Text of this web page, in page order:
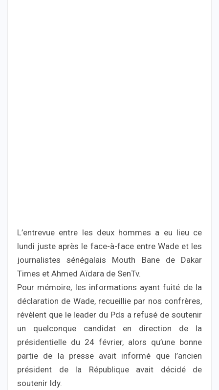
L’entrevue entre les deux hommes a eu lieu ce
lundi juste après le face-à-face entre Wade et les
journalistes sénégalais Mouth Bane de Dakar
Times et Ahmed Aïdara de SenTv.
Pour mémoire, les informations ayant fuité de la
déclaration de Wade, recueillie par nos confrères,
révèlent que le leader du Pds a refusé de soutenir
un quelconque candidat en direction de la
présidentielle du 24 février, alors qu’une bonne
partie de la presse avait informé que l’ancien
président de la République avait décidé de
soutenir Idy.